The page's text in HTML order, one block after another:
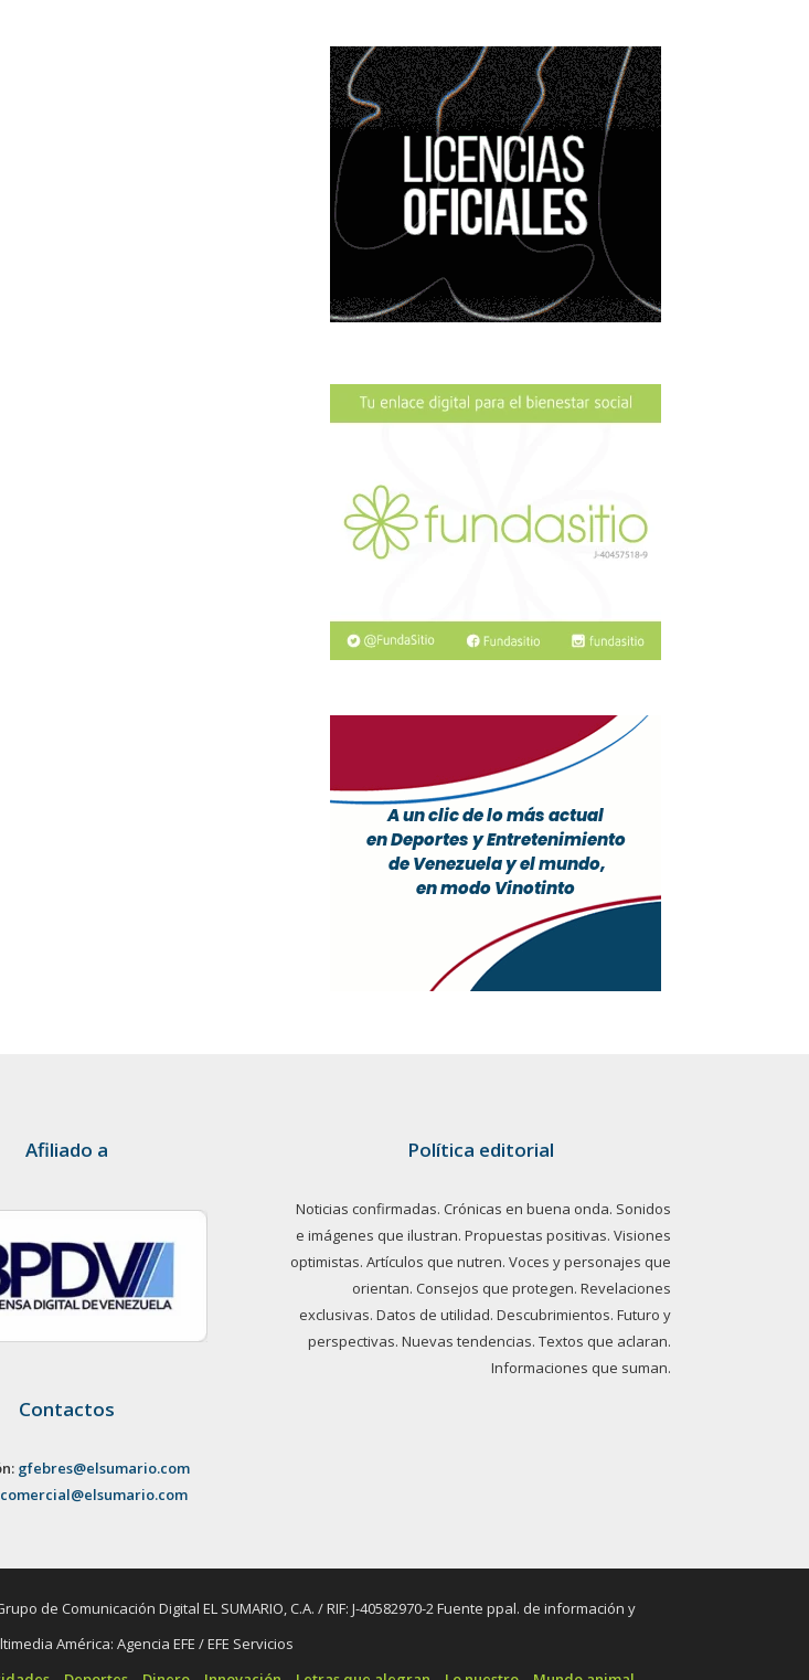
Afiliado a
Contactos
gfebres@elsumario.com
comercial@elsumario.com
Política editorial
Noticias confirmadas. Crónicas en buena onda. Sonidos
e imágenes que ilustran. Propuestas positivas. Visiones
optimistas. Artículos que nutren. Voces y personajes que
orientan. Consejos que protegen. Revelaciones
exclusivas. Datos de utilidad. Descubrimientos. Futuro y
perspectivas. Nuevas tendencias. Textos que aclaran.
Informaciones que suman.
de Comunicación Digital EL SUMARIO, C.A. / RIF: J-40582970-2 Fuente ppal. de información y
América: Agencia EFE / EFE Servicios